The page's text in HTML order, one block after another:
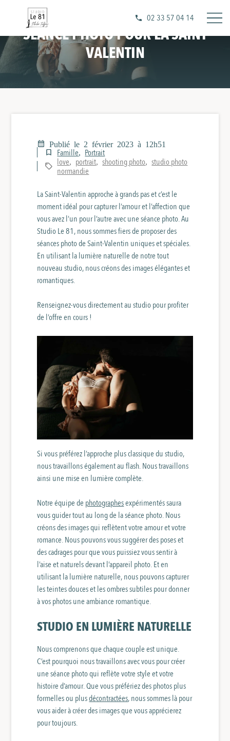
02 33 57 04 14
SÉANCE PHOTO POUR LA SAINT
VALENTIN
Publié le 2 février 2023 à 12h51
Famille
Portrait
love
portrait ,shooting photo ,studio photo
normandie
La Saint-Valentin approche à grands pas et c’est le
moment idéal pour capturer l’amour et l’affection que
vous avez l’un pour l’autre avec une séance photo. Au
Studio Le 81, nous sommes fiers de proposer des
séances photo de Saint-Valentin uniques et spéciales.
En utilisant la lumière naturelle de notre tout
nouveau studio, nous créons des images élégantes et
romantiques.
Renseignez-vous directement au studio pour profiter
de l’offre en cours !
Si vous préférez l’approche plus classique du studio,
nous travaillons également au flash. Nous travaillons
ainsi une mise en lumière complète.
Notre équipe de photographesexpérimentés saura
vous guider tout au long de la séance photo. Nous
créons des images qui reflètent votre amour et votre
romance. Nous pouvons vous suggérer des poses et
des cadrages pour que vous puissiez vous sentir à
l’aise et naturels devant l’appareil photo. Et en
utilisant la lumière naturelle, nous pouvons capturer
les teintes douces et les ombres subtiles pour donner
à vos photos une ambiance romantique.
STUDIO EN LUMIÈRE NATURELLE
Nous comprenons que chaque couple est unique.
C’est pourquoi nous travaillons avec vous pour créer
une séance photo qui reflète votre style et votre
histoire d’amour. Que vous préfériez des photos plus
formelles ou plusdécontractées, nous sommes là pour
vous aider à créer des images que vous apprécierez
pour toujours.